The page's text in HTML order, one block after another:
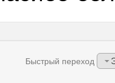
Быстрый переход